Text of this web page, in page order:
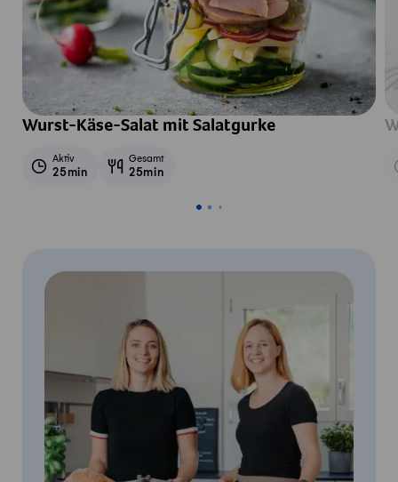
Wurst-Käse-Salat mit Salatgurke
Aktiv
25min
Gesamt
25min